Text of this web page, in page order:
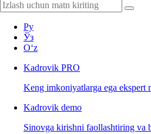
Ру
Ўз
Oʻz
Kadrovik PRO
Keng imkoniyatlarga ega ekspert
Kadrovik demo
Sinovga kirishni faollashtiring va